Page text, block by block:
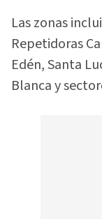
Las zonas
Repetidoras
Edén, Santa
Blanca y